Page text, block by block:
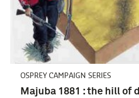
OSPREY CAMPAIGN SERIES
Majuba 1881 : the hill of